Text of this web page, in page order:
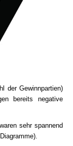
der Gewinnpartien)
bereits negative
sehr spannend